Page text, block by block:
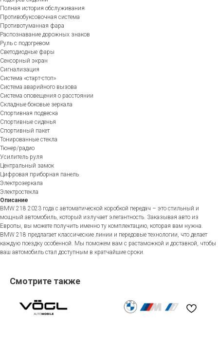
Полная история обслуживания
Противобуксовочная система
Противотуманная фара
Распознавание дорожных знаков
Руль с подогревом
Светодиодные фары
Сенсорный экран
Сигнализация
Система «старт-стоп»
Система аварийного вызова
Система оповещения о расстоянии
Складные боковые зеркала
Спортивная подвеска
Спортивные сиденья
Спортивный пакет
Тонированные стекла
Тюнер/радио
Усилитель руля
Центральный замок
Цифровая приборная панель
Электрозеркала
Электростекла
Описание
BMW 218 2023 года с автоматической коробкой передач – это стильный и
мощный автомобиль, который излучает элегантность. Заказывая авто из
Европы, вы можете получить именно ту комплектацию, которая вам нужна.
BMW 218 предлагает классические линии и передовые технологии, что делает
каждую поездку особенной. Мы поможем вам с растаможкой и доставкой, чтобы
ваш автомобиль стал доступным в кратчайшие сроки.
Смотрите также